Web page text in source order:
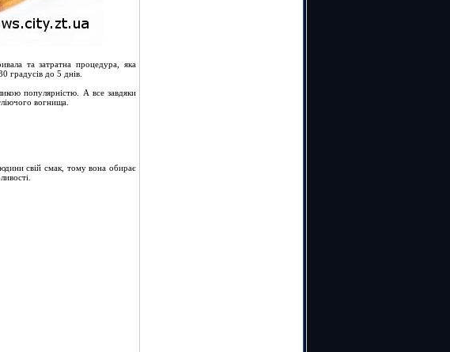
та затратна процедура, яка
градусів до 5 днів.
популярністю. А все завдяки
вогнища.
свій смак, тому вона обирає